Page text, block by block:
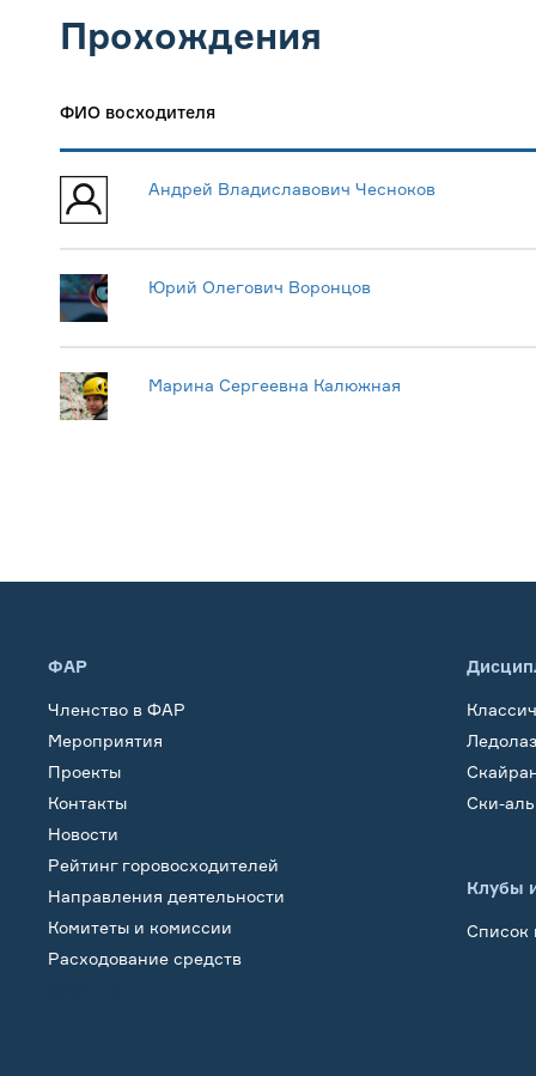
Прохождения
ФИО восходителя
Андрей Владиславович Чесноков
Юрий Олегович Воронцов
Марина Сергеевна Калюжная
ФАР
Членство в ФАР
Мероприятия
Проекты
Контакты
Новости
Рейтинг горовосходителей
Направления деятельности
Комитеты и комиссии
Расходование средств
Ски-
Клубы
Список